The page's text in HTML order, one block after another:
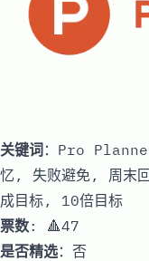
关键词：Pro
忆, 失败避免, 周末
成目标, 10倍目标
票数: 🔺47
是否精选：否